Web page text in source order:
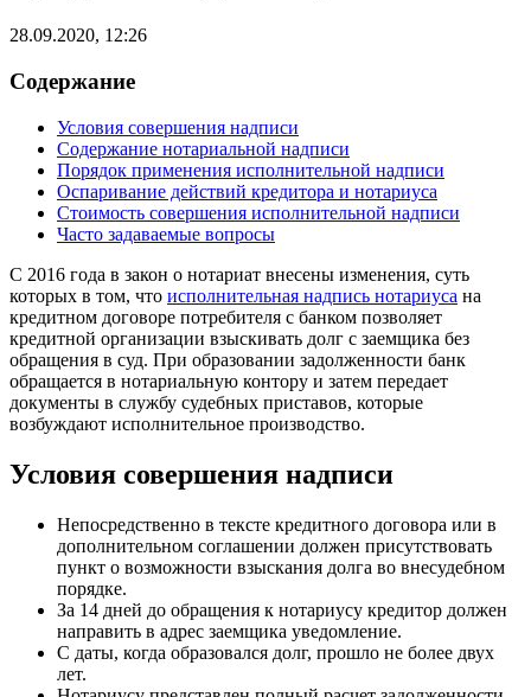
28.09.2020, 12:26
Содержание
Условия совершения надписи
Содержание нотариальной надписи
Порядок применения исполнительной надписи
Оспаривание действий кредитора и нотариуса
Стоимость совершения исполнительной надписи
Часто задаваемые вопросы
С 2016 года в закон о нотариат внесены изменения, суть
которых в том, что исполнительная надпись нотариуса на
кредитном договоре потребителя с банком позволяет
кредитной организации взыскивать долг с заемщика без
обращения в суд. При образовании задолженности банк
обращается в нотариальную контору и затем передает
документы в службу судебных приставов, которые
возбуждают исполнительное производство.
Условия совершения надписи
Непосредственно в тексте кредитного договора или в
дополнительном соглашении должен присутствовать
пункт о возможности взыскания долга во внесудебном
порядке.
За 14 дней до обращения к нотариусу кредитор должен
направить в адрес заемщика уведомление.
С даты, когда образовался долг, прошло не более двух
лет.